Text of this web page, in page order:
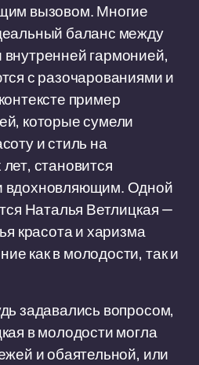
вызовом. Многие
баланс между
гармонией,
с разочарованиями и
пример
которые сумели
и стиль на
становится
вдохновляющим. Одной
Наталья Ветлицкая —
красота и харизма
как в молодости, так и
задавались вопросом,
в молодости могла
и обаятельной, или